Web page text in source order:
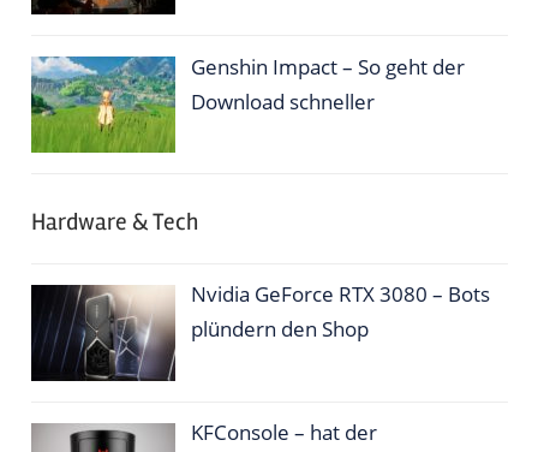
Genshin Impact – So geht der
Download schneller
Hardware & Tech
Nvidia GeForce RTX 3080 – Bots
plündern den Shop
KFConsole – hat der